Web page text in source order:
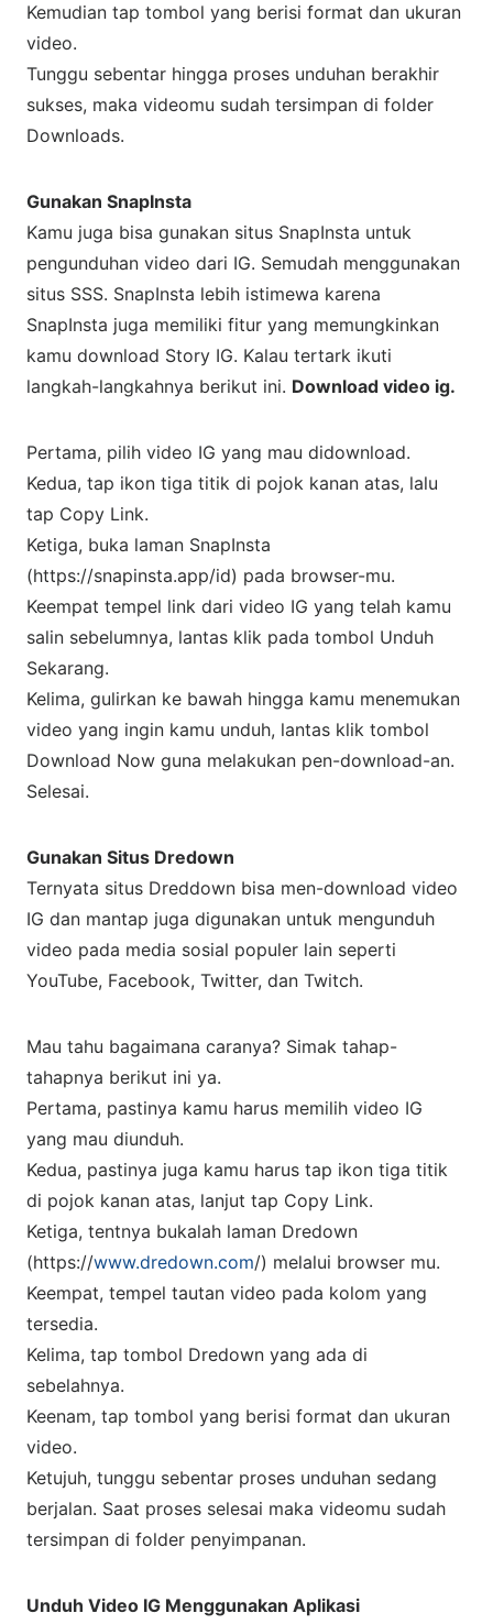
Kemudian tap tombol yang berisi format dan ukuran
video.
Tunggu sebentar hingga proses unduhan berakhir
sukses, maka videomu sudah tersimpan di folder
Downloads.
Gunakan SnapInsta
Kamu juga bisa gunakan situs SnapInsta untuk
pengunduhan video dari IG. Semudah menggunakan
situs SSS. SnapInsta lebih istimewa karena
SnapInsta juga memiliki fitur yang memungkinkan
kamu download Story IG. Kalau tertark ikuti
langkah-langkahnya berikut ini. Download video ig.
Pertama, pilih video IG yang mau didownload.
Kedua, tap ikon tiga titik di pojok kanan atas, lalu
tap Copy Link.
Ketiga, buka laman SnapInsta
(https://snapinsta.app/id) pada browser-mu.
Keempat tempel link dari video IG yang telah kamu
salin sebelumnya, lantas klik pada tombol Unduh
Sekarang.
Kelima, gulirkan ke bawah hingga kamu menemukan
video yang ingin kamu unduh, lantas klik tombol
Download Now guna melakukan pen-download-an.
Selesai.
Gunakan Situs Dredown
Ternyata situs Dreddown bisa men-download video
IG dan mantap juga digunakan untuk mengunduh
video pada media sosial populer lain seperti
YouTube, Facebook, Twitter, dan Twitch.
Mau tahu bagaimana caranya? Simak tahap-
tahapnya berikut ini ya.
Pertama, pastinya kamu harus memilih video IG
yang mau diunduh.
Kedua, pastinya juga kamu harus tap ikon tiga titik
di pojok kanan atas, lanjut tap Copy Link.
Ketiga, tentnya bukalah laman Dredown
(https://www.dredown.com/) melalui browser mu.
Keempat, tempel tautan video pada kolom yang
tersedia.
Kelima, tap tombol Dredown yang ada di
sebelahnya.
Keenam, tap tombol yang berisi format dan ukuran
video.
Ketujuh, tunggu sebentar proses unduhan sedang
berjalan. Saat proses selesai maka videomu sudah
tersimpan di folder penyimpanan.
Unduh Video IG Menggunakan Aplikasi